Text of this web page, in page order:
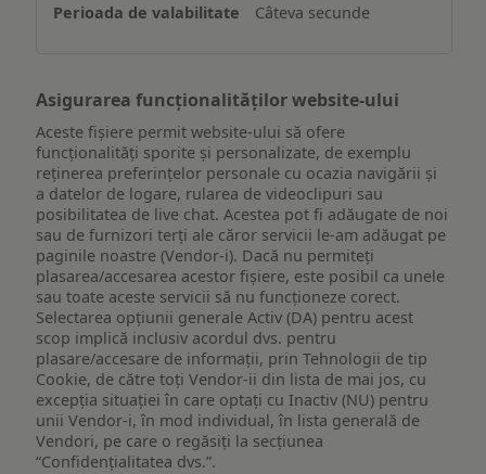
dispozitiv
Câteva secunde
Asigurarea funcționalităților website-ului
Aceste fișiere permit website-ului să ofere
funcționalități sporite și personalizate, de exemplu
reţinerea preferinţelor personale cu ocazia navigării și
a datelor de logare, rularea de videoclipuri sau
posibilitatea de live chat. Acestea pot fi adăugate de noi
sau de furnizori terți ale căror servicii le-am adăugat pe
paginile noastre (Vendor-i). Dacă nu permiteți
plasarea/accesarea acestor fișiere, este posibil ca unele
sau toate aceste servicii să nu funcționeze corect.
Selectarea opțiunii generale Activ (DA) pentru acest
scop implică inclusiv acordul dvs. pentru
plasare/accesare de informații, prin Tehnologii de tip
Cookie, de către toți Vendor-ii din lista de mai jos, cu
excepția situației în care optați cu Inactiv (NU) pentru
unii Vendor-i, în mod individual, în lista generală de
Vendori, pe care o regăsiți la secțiunea
“Confidențialitatea dvs.”.